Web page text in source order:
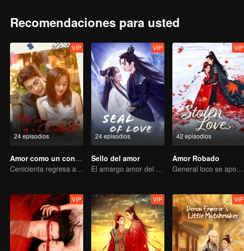
Recomendaciones para usted
24 episodios
VIP
Amor como un contrato
Cenicienta regresa a la alta sociedad y encuentra el amor con el presidente
24 episodios
VIP
Sello del amor
El amargo amor del Diablo Supremo por el Rey de Demonios
42 episodios
VIP
Amor Robado
General loco se apodera de su esposa por amor
VIP VIP VIP